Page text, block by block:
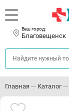
Ваш город:
Благовещенск
Главная Каталог